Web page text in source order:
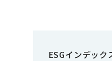
ESGインデッ